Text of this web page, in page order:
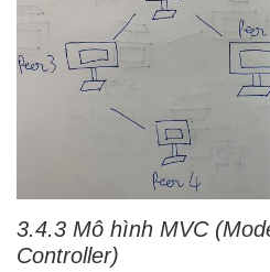
3.4.3 Mô hình MVC
Controller)